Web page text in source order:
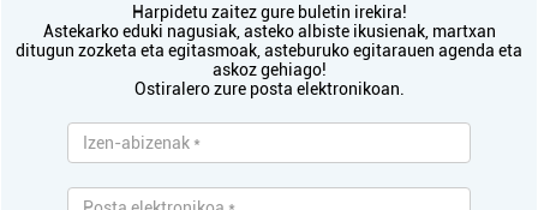
Harpidetu zaitez gure buletin irekira!
Astekarko eduki nagusiak, asteko albiste ikusienak, martxan
ditugun zozketa eta egitasmoak, asteburuko egitarauen agenda eta
askoz gehiago!
Ostiralero zure posta elektronikoan.